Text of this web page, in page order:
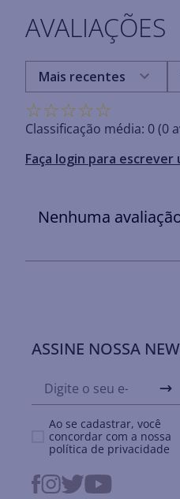
AVALIAÇÕES
☆☆☆☆☆
Classificação média: 0(0
Faça login para escrever
Mais recentes
Nenhuma
ASSINE NOSSA
Ao se cadastrar, você
concordar com a nossa
política de privacidade